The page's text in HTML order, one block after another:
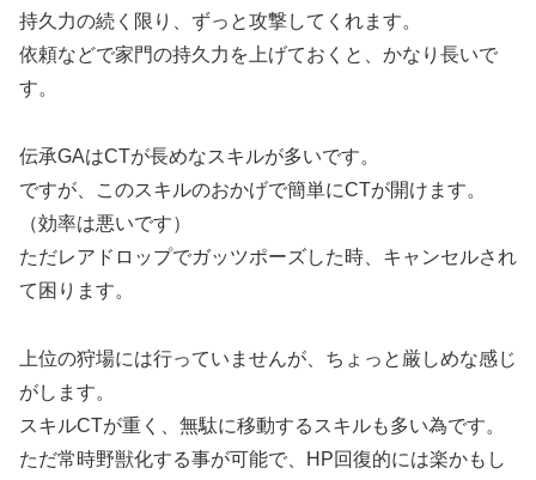
持久力の続く限り、ずっと攻撃してくれます。
依頼などで家門の持久力を上げておくと、かなり長いで
す。
伝承GAはCTが長めなスキルが多いです。
ですが、このスキルのおかげで簡単にCTが開けます。
（効率は悪いです）
ただレアドロップでガッツポーズした時、キャンセルされ
て困ります。
上位の狩場には行っていませんが、ちょっと厳しめな感じ
がします。
スキルCTが重く、無駄に移動するスキルも多い為です。
ただ常時野獣化する事が可能で、HP回復的には楽かもし